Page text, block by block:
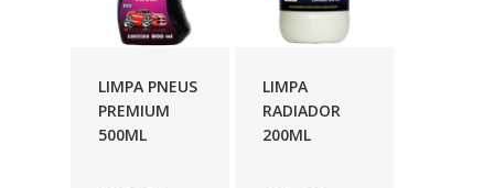
LIMPA PNEUS
PREMIUM
500ML
LIMPA
RADIADOR
200ML